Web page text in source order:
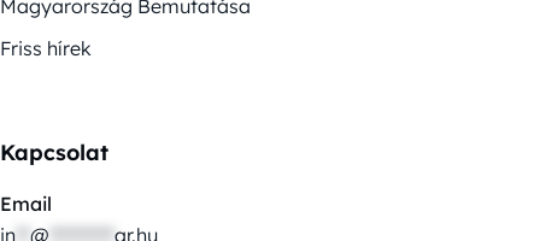
Magyarország Bemutatása
Friss hírek
Kapcsolat
Email
in @ ar.hu